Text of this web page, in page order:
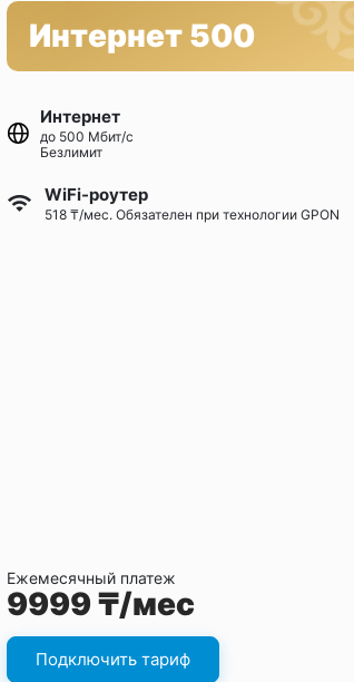
Интернет 500
Интернет
до 500 Мбит/с
Безлимит
WiFi-роутер
518 ₸/мес. Обязателен при технологии GPON
Ежемесячный платеж
9999 ₸/мес
Подключить тариф